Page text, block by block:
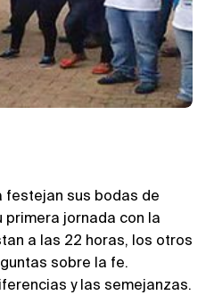
festejan sus bodas de
primera jornada con la
a las 22 horas, los otros
sobre la fe.
y las semejanzas.